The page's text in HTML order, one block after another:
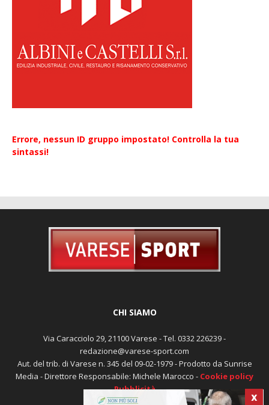
Errore, nessun ID gruppo impostato! Controlla la tua
sintassi!
X
CHI SIAMO
Via Caracciolo 29, 21100 Varese - Tel. 0332 226239 -
redazione@varese-sport.com
Aut. del trib. di Varese n. 345 del 09-02-1979 - Prodotto da Sunrise
Media - Direttore Responsabile: Michele Marocco - Cookie policy
Pubblicità